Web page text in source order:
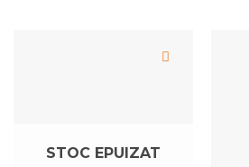
STOC EPUIZAT